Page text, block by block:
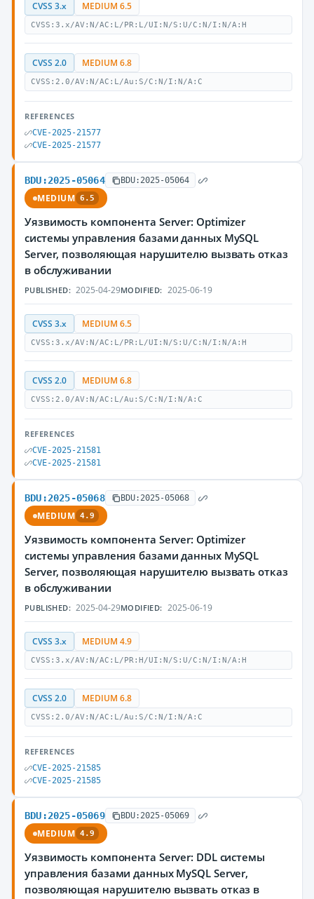
CVSS 3.x MEDIUM 6.5
CVSS:3.x/AV:N/AC:L/PR:L/UI:N/S:U/C:N/I:N/A:H
CVSS 2.0 MEDIUM 6.8
CVSS:2.0/AV:N/AC:L/Au:S/C:N/I:N/A:C
REFERENCES
CVE-2025-21577
CVE-2025-21577
BDU:2025-05064 BDU:2025-05064
MEDIUM 6.5
Уязвимость компонента Server: Optimizer
системы управления базами данных MySQL
Server, позволяющая нарушителю вызвать отказ
в обслуживании
PUBLISHED: 2025-04-29MODIFIED: 2025-06-19
CVSS 3.x MEDIUM 6.5
CVSS:3.x/AV:N/AC:L/PR:L/UI:N/S:U/C:N/I:N/A:H
CVSS 2.0 MEDIUM 6.8
CVSS:2.0/AV:N/AC:L/Au:S/C:N/I:N/A:C
REFERENCES
CVE-2025-21581
CVE-2025-21581
BDU:2025-05068 BDU:2025-05068
MEDIUM 4.9
Уязвимость компонента Server: Optimizer
системы управления базами данных MySQL
Server, позволяющая нарушителю вызвать отказ
в обслуживании
PUBLISHED: 2025-04-29MODIFIED: 2025-06-19
CVSS 3.x MEDIUM 4.9
CVSS:3.x/AV:N/AC:L/PR:H/UI:N/S:U/C:N/I:N/A:H
CVSS 2.0 MEDIUM 6.8
CVSS:2.0/AV:N/AC:L/Au:S/C:N/I:N/A:C
REFERENCES
CVE-2025-21585
CVE-2025-21585
BDU:2025-05069 BDU:2025-05069
MEDIUM 4.9
Уязвимость компонента Server: DDL системы
управления базами данных MySQL Server,
позволяющая нарушителю вызвать отказ в